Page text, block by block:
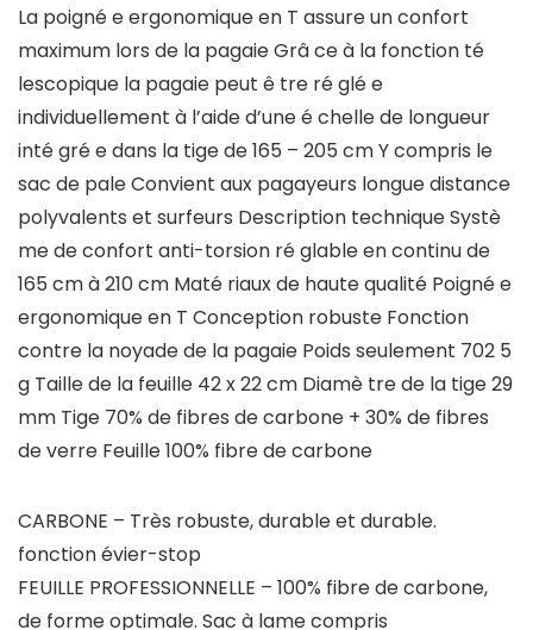
La poigné e ergonomique en T assure un confort
maximum lors de la pagaie Grâ ce à la fonction té
lescopique la pagaie peut ê tre ré glé e
individuellement à l’aide d’une é chelle de longueur
inté gré e dans la tige de 165 – 205 cmY compris le
sac de paleConvient aux pagayeurs longue distance
polyvalents et surfeurs Description techniqueSystè
me de confort anti-torsion ré glable en continu de
165 cm à 210 cm Maté riaux de haute qualité Poigné e
ergonomique en T Conception robuste Fonction
contre la noyade de la pagaie Poids seulement 702 5
g Taille de la feuille 42 x 22 cm Diamè tre de la tige 29
mm Tige 70% de fibres de carbone + 30% de fibres
de verre Feuille 100% fibre de carbone
CARBONE – Très robuste, durable et durable.
fonction évier-stop
FEUILLE PROFESSIONNELLE – 100% fibre de carbone,
de forme optimale. Sac à lame compris